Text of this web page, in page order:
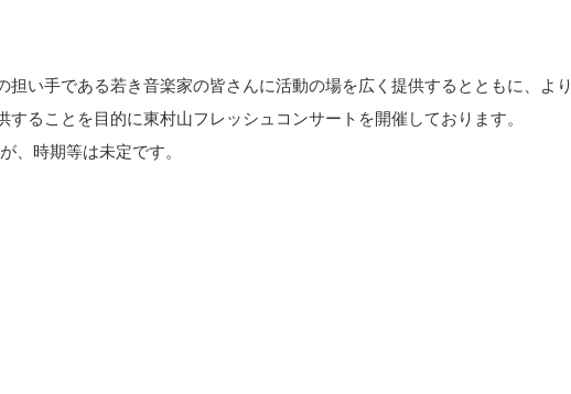
担い手である若き音楽家の皆さんに活動の場を広く提供するとともに、よ
ることを目的に東村山フレッシュコンサートを開催しております。
、時期等は未定です。